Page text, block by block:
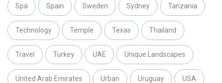
Spa Spain Sweden Sydney Tanzania
Technology Temple Texas Thailand
Travel Turkey UAE Unique Landscapes
United Arab Emirates Urban Uruguay USA